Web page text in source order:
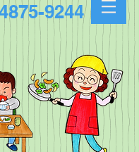
9244